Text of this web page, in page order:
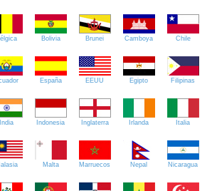
Bolivia Brunei Camboya Chile
España EEUU Egipto Filipinas
India Indonesia Inglaterra Irlanda Italia
Malta Marruecos Nepal Nicaragua